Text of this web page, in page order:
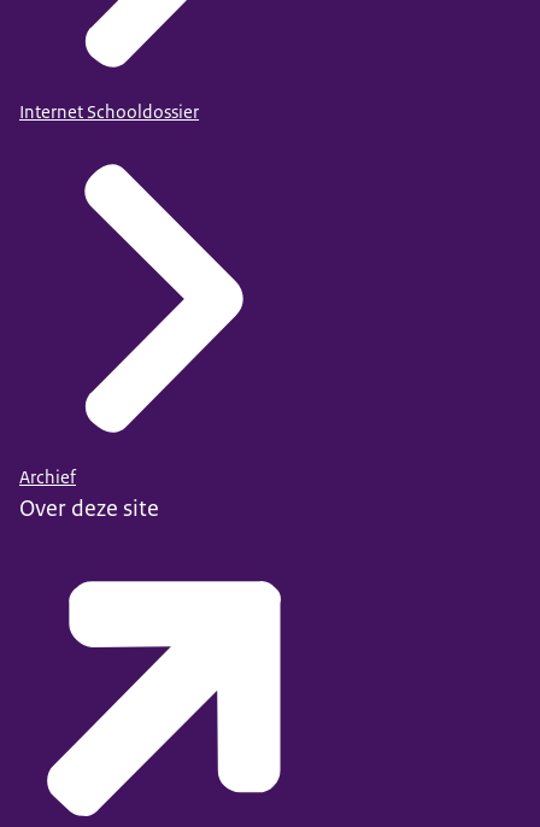
Internet Schooldossier
Archief
Over deze site